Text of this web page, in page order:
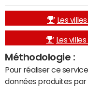
Les
Les
Méthodologie :
Pour réaliser ce
données produites